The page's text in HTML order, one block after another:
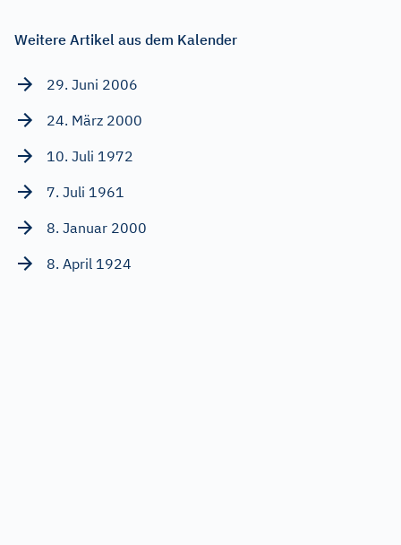
Weitere Artikel aus dem Kalender
29. Juni 2006
24. März 2000
10. Juli 1972
7. Juli 1961
8. Januar 2000
8. April 1924